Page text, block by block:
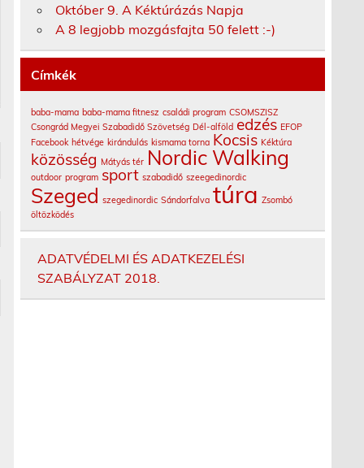
Október 9. A Kéktúrázás Napja
A 8 legjobb mozgásfajta 50 felett :-)
Címkék
baba-mama baba-mama fitnesz családi program CSOMSZISZ
Csongrád Megyei Szabadidő Szövetség Dél-alföld edzés EFOP
Facebook hétvége kirándulás kismama torna Kocsis Kéktúra
közösség Mátyás tér Nordic Walking
outdoor program sport szabadidő szeegedinordic
Szeged szegedinordic Sándorfalva túra Zsombó
öltözködés
ADATVÉDELMI ÉS ADATKEZELÉSI
SZABÁLYZAT 2018.